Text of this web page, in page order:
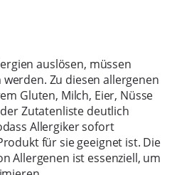
auslösen, müssen
Zu diesen allergenen
Gluten, Milch, Eier, Nüsse
Zutatenliste deutlich
Allergiker sofort
für sie geeignet ist. Die
Allergenen ist essenziell, um